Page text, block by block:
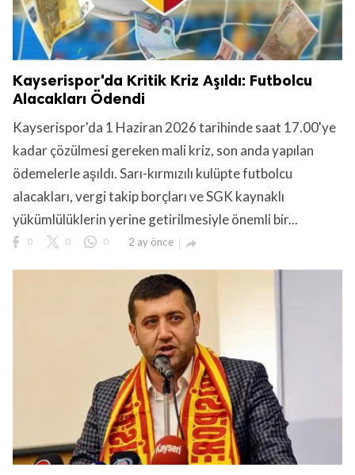
Kayserispor'da Kritik Kriz Aşıldı: Futbolcu
Alacakları Ödendi
Kayserispor'da 1 Haziran 2026 tarihinde saat 17.00'ye
kadar çözülmesi gereken mali kriz, son anda yapılan
ödemelerle aşıldı. Sarı-kırmızılı kulüpte futbolcu
alacakları, vergi takip borçları ve SGK kaynaklı
yükümlülüklerin yerine getirilmesiyle önemli bir...
0 0 0 2 ay önce 